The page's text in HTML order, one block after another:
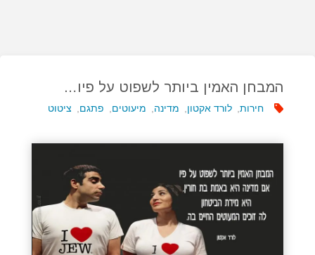
המבחן האמין ביותר לשפוט על פיו…
חירות לורד אקטון מדינה מיעוטים פתגם ציטוט